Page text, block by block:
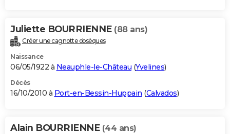
Juliette BOURRIENNE (88 ans)
Créer une cagnotte obsèques
Naissance
06/05/1922 à Neauphle-le-Château (Yvelines)
Décès
16/10/2010 à Port-en-Bessin-Huppain (Calvados)
Alain BOURRIENNE (44 ans)